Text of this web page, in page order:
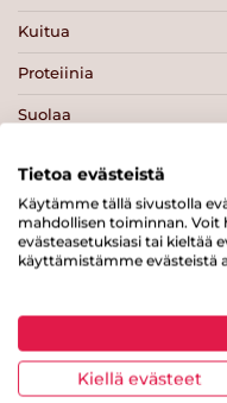
Kuitua
Proteiinia
Suolaa
Tulosta sivu
Tietoa evästeistä
Käytämme tällä sivustolla
mahdollisen toiminnan. Voit
evästeasetuksiasi tai kieltää
käyttämistämme evästeistä
Kiellä evästeet